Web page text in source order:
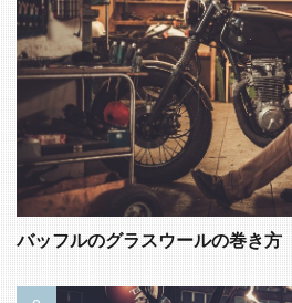
バッフルのグラスウールの巻き方